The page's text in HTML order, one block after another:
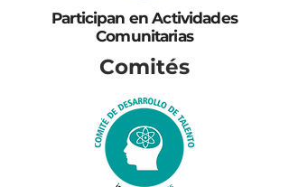
Participan en Actividades
Comunitarias
Comités